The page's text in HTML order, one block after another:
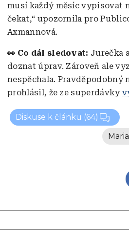
musí každý měsíc vypisovat
čekat,“ upozornila pro
Axmannová.
👀 Co dál sledovat: Jurečka
doznat úprav. Zároveň ale
nespěchala. Pravděpodobný
prohlásil, že ze superdávky
Diskuse k článku (64)